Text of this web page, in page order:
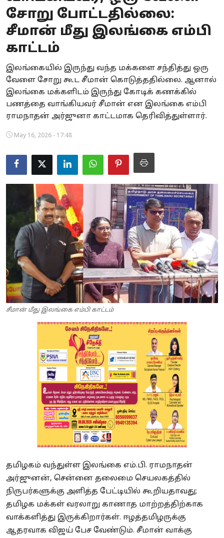
Business
Crime
National
World
Weather
Politics
சோறு போட்டதில்லை:
சீமான் மீது இலங்கை எம்பி
காட்டம்
இலங்கையில் இருந்து வந்த மக்களை சந்தித்து ஒரு
வேளை சோறு கூட சீமான் கொடுத்ததில்லை. ஆனால்
இலங்கை மக்களிடம் இருந்து கோடிக் கணக்கில்
பணத்தை வாங்கியவர் சீமான் என இலங்கை எம்பி
ராமநாதன் அர்ஜுனா காட்டமாக தெரிவித்துள்ளார்.
May 16, 2026 - 17:48
சீமான் மீது இலங்கை எம்பி காட்டம்
தமிழகம் வந்துள்ள இலங்கை எம்.பி. ராமநாதன்
அர்ஜுனன், சென்னை தலைமை செயலகத்தில்
நிருபர்களுக்கு அளித்த பேட்டியில் கூறியதாவது;
தமிழக மக்கள் வரலாறு காணாத மாற்றத்திற்காக
வாக்களித்து இருக்கிறார்கள். ஈழத்தமிழருக்கு
ஆதரவாக விஜய் பேச வேண்டும். சீமான் வாக்கு